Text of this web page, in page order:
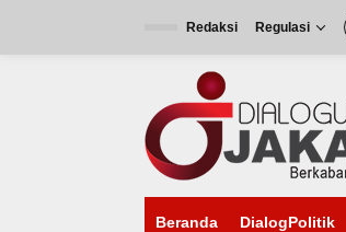
Redaksi Regulasi
Beranda DialogPolitik